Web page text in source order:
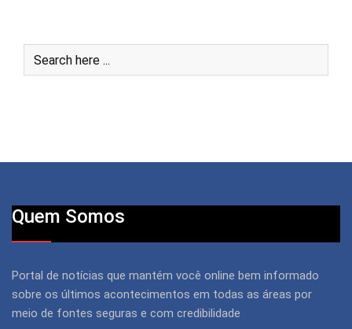
Quem Somos
Portal de notícias que mantém você online bem informado
sobre os últimos acontecimentos em todas as áreas por
meio de fontes seguras e com credibilidade